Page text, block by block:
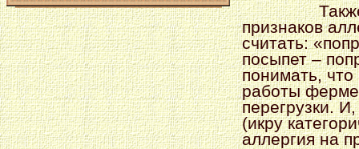
признаков
считать:
посыпет –
понимать, что
работы
перегрузки.
(икру
аллергия на